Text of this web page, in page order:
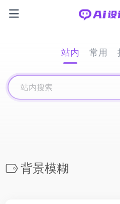
站内 常用
背景模糊